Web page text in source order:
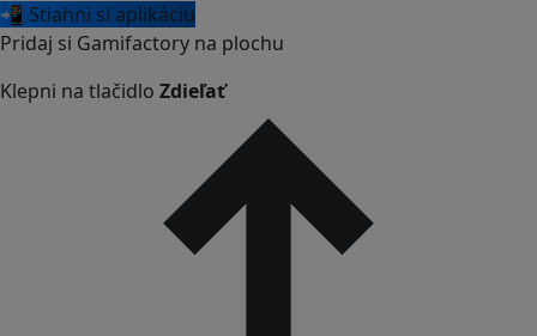
📲 Stiahni si aplikáciu
Pridaj si Gamifactory na plochu
Klepni na tlačidlo Zdieľať